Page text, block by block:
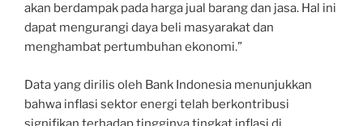
akan berdampak pada harga jual barang dan jasa. Hal ini
dapat mengurangi daya beli masyarakat dan
menghambat pertumbuhan ekonomi.”
Data yang dirilis oleh Bank Indonesia menunjukkan
bahwa inflasi sektor energi telah berkontribusi